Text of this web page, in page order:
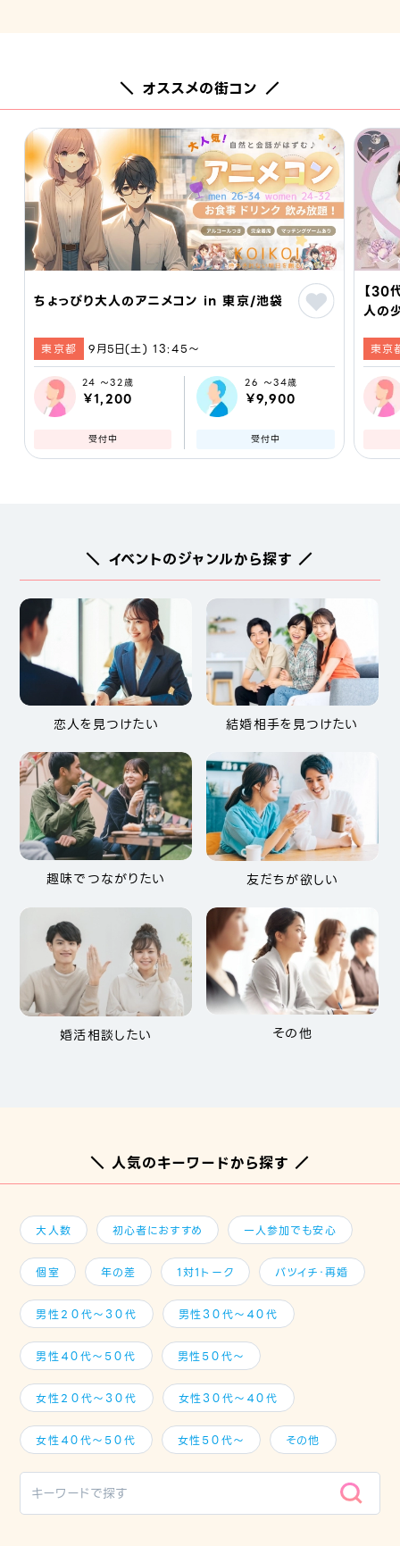
＼ オススメの街コン ／
ちょっぴり大人のアニメコン in 東京/池袋
東京都 9月5日(土) 13:45〜
24 ～32歳
￥1,200
受付中
26 ～34歳
￥9,900
受付中
【30
人の
東京
＼ イベントのジャンルから探す ／
恋人を見つけたい 結婚相手を見つけたい
趣味でつながりたい 友だちが欲しい
婚活相談したい その他
＼ 人気のキーワードから探す ／
大人数 初心者におすすめ 一人参加でも安心
個室 年の差 1対1トーク バツイチ・再婚
男性２０代～３０代 男性３０代～４０代
男性４０代～５０代 男性５０代～
女性２０代～３０代 女性３０代～４０代
女性４０代～５０代 女性５０代～ その他